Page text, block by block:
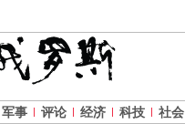
军事 评论 经济 科技 社会